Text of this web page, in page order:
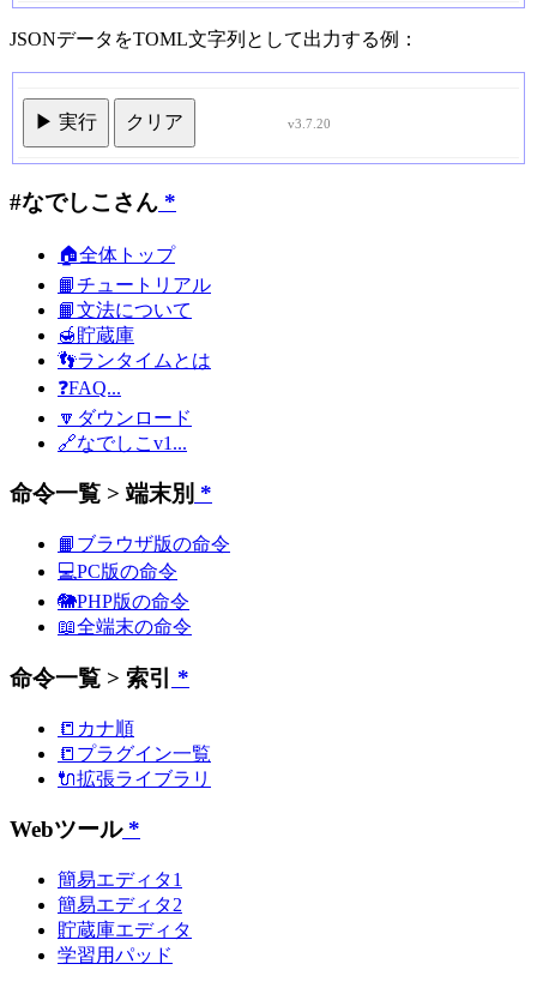
JSONデータをTOML文字列として出力する例：
▶ 実行 クリア v3.7.20
#なでしこさん *
🏠全体トップ
📙チュートリアル
📙文法について
🍯貯蔵庫
👣ランタイムとは
❓FAQ...
🔽ダウンロード
🔗なでしこv1...
命令一覧 > 端末別 *
📙ブラウザ版の命令
💻PC版の命令
🐘PHP版の命令
📖全端末の命令
命令一覧 > 索引 *
📒カナ順
📒プラグイン一覧
🔌拡張ライブラリ
Webツール*
簡易エディタ1
簡易エディタ2
貯蔵庫エディタ
学習用パッド